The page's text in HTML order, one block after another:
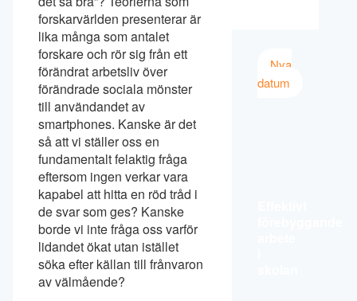
forskarvärlden presenterar är
lika många som antalet
forskare och rör sig från ett
förändrat arbetsliv över
förändrade sociala mönster
till användandet av
smartphones. Kanske är det
så att vi ställer oss en
fundamentalt felaktig fråga
eftersom ingen verkar vara
kapabel att hitta en röd tråd i
de svar som ges? Kanske
borde vi inte fråga oss varför
lidandet ökat utan istället
söka efter källan till frånvaron
av välmående?
Nya
datum